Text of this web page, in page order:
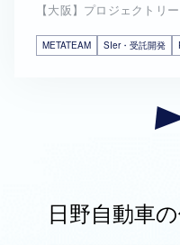
【大阪】プロジェクトリ
METATEAM SIer・受託開発
日野自動車